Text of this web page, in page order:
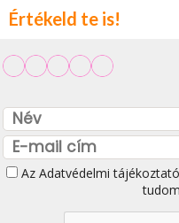
Értékeld te is!
Az Adatvédelmi